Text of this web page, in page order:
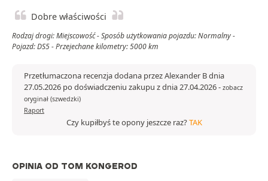
Dobre właściwości
Rodzaj drogi: Miejscowość - Sposób użytkowania pojazdu: Normalny -
Pojazd: DS5 - Przejechane kilometry: 5000 km
Przetłumaczona recenzja dodana przez Alexander B dnia
27.05.2026 po doświadczeniu zakupu z dnia 27.04.2026- zobacz
oryginał (szwedzki)
Raport
Czy kupiłbyś te opony jeszcze raz?TAK
OPINIA OD TOM KONGEROD